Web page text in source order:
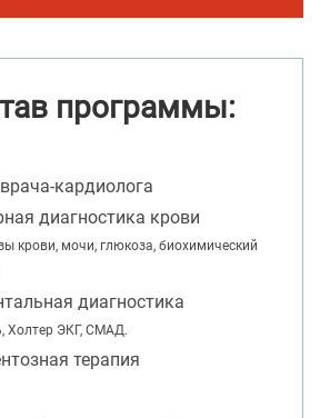
программы:
кардиолога
диагностика крови
крови, мочи, глюкоза, биохимический
диагностика
Холтер ЭКГ, СМАД.
терапия